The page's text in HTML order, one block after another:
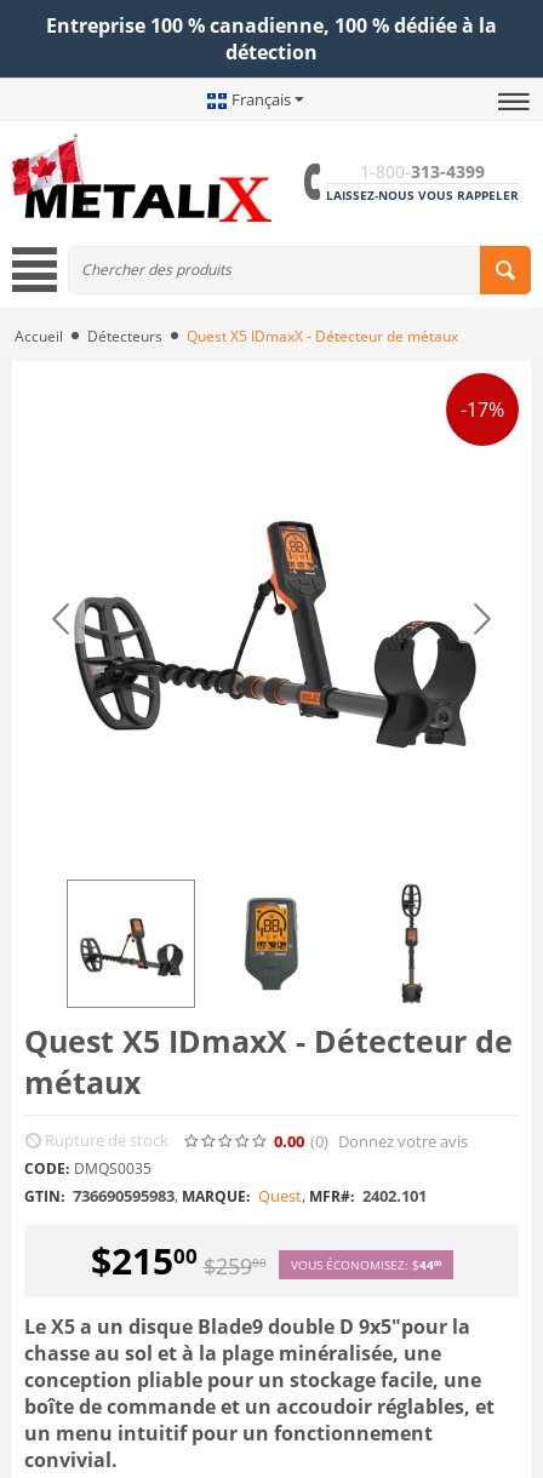
Entreprise 100 % canadienne, 100 % dédiée à la
détection
Français
1-800-313-4399
LAISSEZ-NOUS VOUS RAPPELER
Accueil Détecteurs Quest X5 IDmaxX - Détecteur de métaux
-17%
Quest X5 IDmaxX - Détecteur de
métaux
Rupture de stock 0.00 (0) Donnez votre avis
CODE: DMQS0035
GTIN: 736690595983, MARQUE: Quest, MFR#: 2402.101
$21500 $25900 VOUS ÉCONOMISEZ: $4400
Le X5 a un disque Blade9 double D 9x5"pour la
chasse au sol et à la plage minéralisée, une
conception pliable pour un stockage facile, une
boîte de commande et un accoudoir réglables, et
un menu intuitif pour un fonctionnement
convivial.